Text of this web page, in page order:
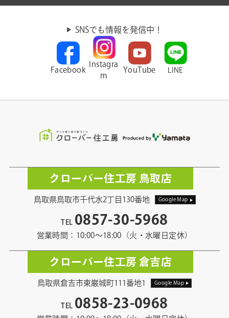
SNSでも情報を発信中！
Facebook
Instagra
m
YouTube LINE
クローバー住工房 鳥取店
鳥取県鳥取市千代水2丁目130番地 Google Map
TEL 0857-30-5968
営業時間：10:00〜18:00（火・水曜日定休）
クローバー住工房 倉吉店
鳥取県倉吉市東巌城町111番地1 Google Map
TEL 0858-23-0968